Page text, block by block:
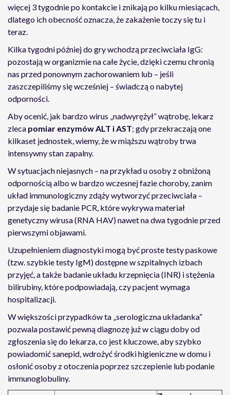
więcej 3 tygodnie po kontakcie i znikają po kilku miesiącach,
dlatego ich obecność oznacza, że zakażenie toczy się tu i
teraz.
Kilka tygodni później do gry wchodzą przeciwciała IgG:
pozostają w organizmie na całe życie, dzięki czemu chronią
nas przed ponownym zachorowaniem lub – jeśli
zaszczepiliśmy się wcześniej – świadczą o nabytej
odporności.
Aby ocenić, jak bardzo wirus „nadwyrężył” wątrobę, lekarz
zleca pomiar enzymów ALT i AST; gdy przekraczają one
kilkaset jednostek, wiemy, że w miąższu wątroby trwa
intensywny stan zapalny.
W sytuacjach niejasnych – na przykład u osoby z obniżoną
odpornością albo w bardzo wczesnej fazie choroby, zanim
układ immunologiczny zdąży wytworzyć przeciwciała –
przydaje się badanie PCR, które wykrywa materiał
genetyczny wirusa (RNA HAV) nawet na dwa tygodnie przed
pierwszymi objawami.
Uzupełnieniem diagnostyki mogą być proste testy paskowe
(tzw. szybkie testy IgM) dostępne w szpitalnych izbach
przyjęć, a także badanie układu krzepnięcia (INR) i stężenia
bilirubiny, które podpowiadają, czy pacjent wymaga
hospitalizacji.
W większości przypadków ta „serologiczna układanka”
pozwala postawić pewną diagnozę już w ciągu doby od
zgłoszenia się do lekarza, co jest kluczowe, aby szybko
powiadomić sanepid, wdrożyć środki higieniczne w domu i
osłonić osoby z otoczenia poprzez szczepienie lub podanie
immunoglobuliny.